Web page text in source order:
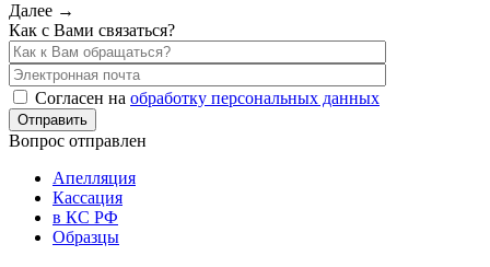
Далее →
Как с Вами связаться?
Согласен на обработку персональных данных
Вопрос отправлен
Апелляция
Кассация
в КС РФ
Образцы